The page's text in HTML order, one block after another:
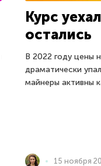
Курс
остались
В 2022 году цены
драматически
майнеры активны
15 ноября